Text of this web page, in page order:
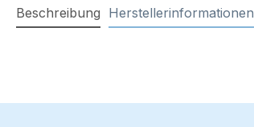
Beschreibung Herstellerinformationen